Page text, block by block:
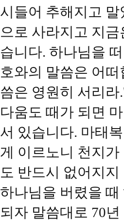
시들어 추해지고
으로 사라지고 지
습니다. 하나님을
호와의 말씀은 어
씀은 영원히 서리
다움도 때가 되면
서 있습니다. 마태
게 이르노니 천지
도 반드시 없어지
하나님을 버렸을
되자 말씀대로 70